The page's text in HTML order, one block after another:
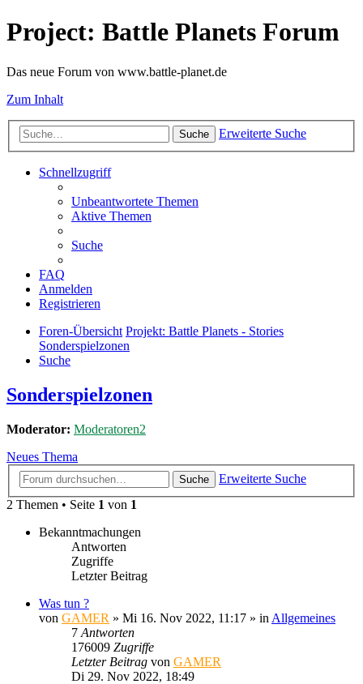
Project: Battle Planets Forum
Das neue Forum von www.battle-planet.de
Zum Inhalt
Suche Erweiterte Suche
Schnellzugriff
Unbeantwortete Themen
Aktive Themen
Suche
FAQ
Anmelden
Registrieren
Foren-Übersicht Projekt: Battle Planets - Stories
Sonderspielzonen
Suche
Sonderspielzonen
Moderator: Moderatoren2
Neues Thema
Suche
Erweiterte Suche
2 Themen • Seite 1 von 1
Bekanntmachungen
Antworten
Zugriffe
Letzter Beitrag
Was tun ?
von GAMER » Mi 16. Nov 2022, 11:17 » in Allgemeines
7 Antworten
176009 Zugriffe
Letzter Beitrag von GAMER
Di 29. Nov 2022, 18:49